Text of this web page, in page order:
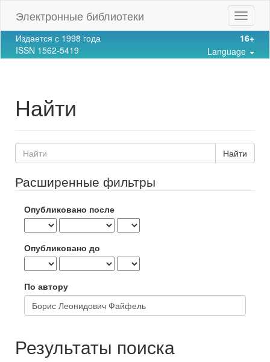
Navigation
Main
Content
Sidebar
Toggle
Электронные библиотеки
Издается с 1998 года
ISSN 1562-5419
16+
Language
Найти
Поиск
статей
Расширенные фильтры
Опубликовано после
Опубликовано до
По автору
Результаты поиска